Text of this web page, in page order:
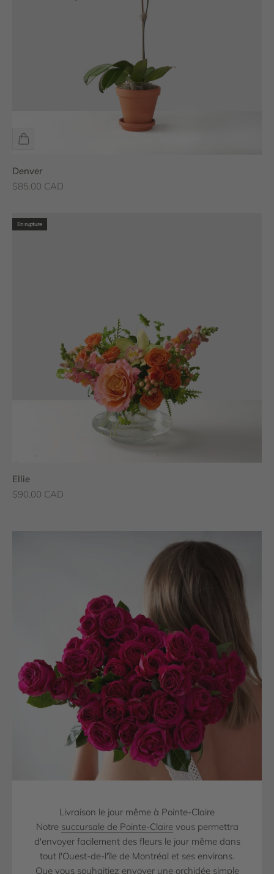
Denver
Prix de vente
$85.00 CAD
En rupture
Ellie
Prix de vente
$90.00 CAD
Livraison le jour même à Pointe-Claire
Notre succursale de Pointe-Clairevous permettra
d'envoyer facilement des fleurs le jour même dans
tout l'Ouest-de-l'île de Montréal et ses environs.
Que vous souhaitiez envoyer une orchidéesimple